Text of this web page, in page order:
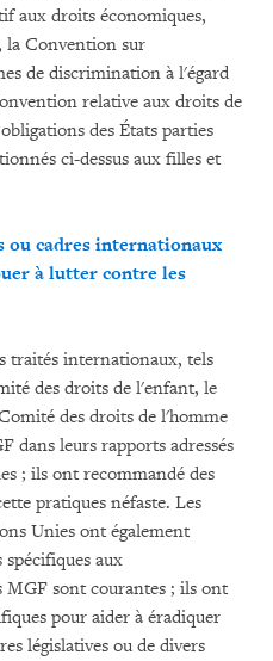
aux droits économiques,
la Convention sur
de discrimination à l'égard
relative aux droits de
des États parties
ci-dessus aux filles et
ou cadres internationaux
à lutter contre les
traités internationaux, tels
des droits de l'enfant, le
des droits de l'homme
dans leurs rapports adressés
; ils ont recommandé des
pratiques néfaste. Les
Unies ont également
aux
MGF sont courantes ; ils ont
pour aider à éradiquer
législatives ou de divers